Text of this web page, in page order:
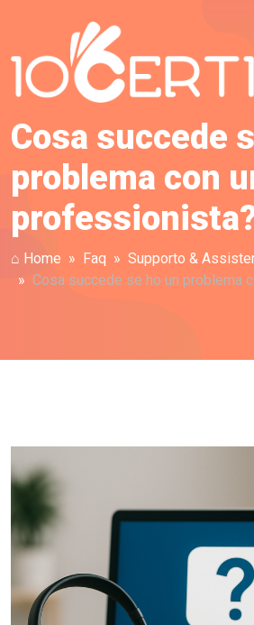
Cosa succede
problema con
⌂ Home Faq
Supporto &
Cosa succede se ho un problema